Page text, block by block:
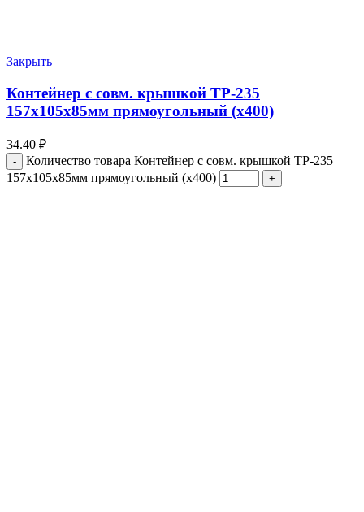
Закрыть
Контейнер с совм. крышкой ТР-235
157х105х85мм прямоугольный (х400)
34.40 ₽
Количество товара Контейнер с совм. крышкой ТР-235
157х105х85мм прямоугольный (х400)